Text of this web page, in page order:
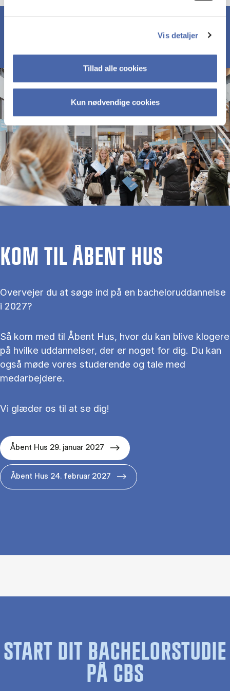
Vis detaljer
Tillad alle cookies
Kun nødvendige cookies
KOM TIL ÅBENT HUS
Overvejer du at søge ind på en bacheloruddannelse
i 2027?
Så kom med til Åbent Hus, hvor du kan blive klogere
på hvilke uddannelser, der er noget for dig. Du kan
også møde vores studerende og tale med
medarbejdere.
Vi glæder os til at se dig!
Åbent Hus 29. januar 2027
Åbent Hus 24. februar 2027
START DIT BACHELORSTUDIE
PÅ CBS